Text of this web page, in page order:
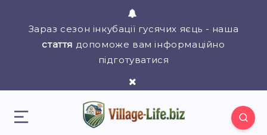
Зараз сезон інкубації гусячих яєць - наша
стаття допоможе вам інформаційно
підготуватися